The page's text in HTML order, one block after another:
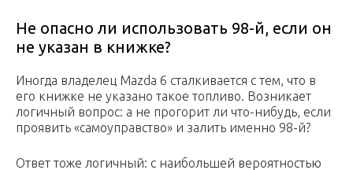
Не опасно ли использовать 98-й, если он
не указан в книжке?
Иногда владелец Mazda 6 сталкивается с тем, что в
его книжке не указано такое топливо. Возникает
логичный вопрос: а не прогорит ли что-нибудь, если
проявить «самоуправство» и залить именно 98-й?
Ответ тоже логичный: с наибольшей вероятностью